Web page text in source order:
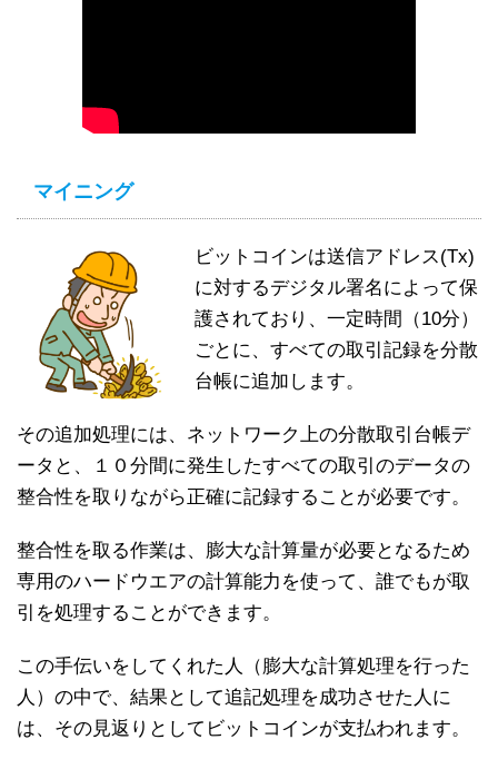
マイニング
ビットコインは送信アドレス(Tx)
に対するデジタル署名によって保
護されており、一定時間（10分）
ごとに、すべての取引記録を分散
台帳に追加します。
その追加処理には、ネットワーク上の分散取引台帳デ
ータと、１０分間に発生したすべての取引のデータの
整合性を取りながら正確に記録することが必要です。
整合性を取る作業は、膨大な計算量が必要となるため
専用のハードウエアの計算能力を使って、誰でもが取
引を処理することができます。
この手伝いをしてくれた人（膨大な計算処理を行った
人）の中で、結果として追記処理を成功させた人に
は、その見返りとしてビットコインが支払われます。